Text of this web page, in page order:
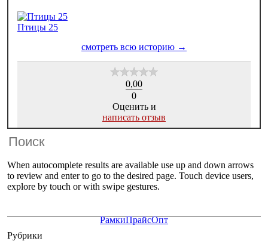
Птицы 25
0,00
0
Оценить и
написать отзыв
When autocomplete results are available use up and down arrows
to review and enter to go to the desired page. Touch device users,
explore by touch or with swipe gestures.
РамкиПрайсОпт
Рубрики